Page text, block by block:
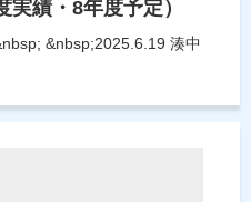
績・8年度予定）
&nbsp;2025.6.19 湊中